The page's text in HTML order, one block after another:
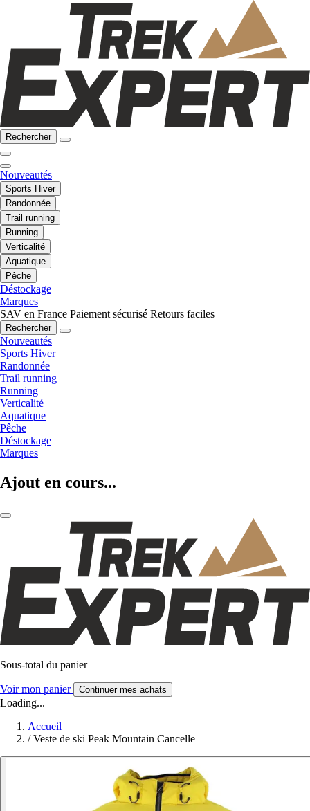
Rechercher
Nouveautés
Sports Hiver
Randonnée
Trail running
Running
Verticalité
Aquatique
Pêche
Déstockage
Marques
SAV en France Paiement sécurisé Retours faciles
Rechercher
Nouveautés
Sports Hiver
Randonnée
Trail running
Running
Verticalité
Aquatique
Pêche
Déstockage
Marques
Ajout en cours...
Sous-total du panier
Voir mon panier Continuer mes achats
Loading...
Accueil
/ Veste de ski Peak Mountain Cancelle